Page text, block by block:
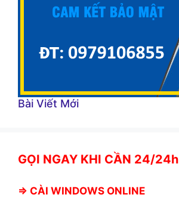
Bài Viết Mới
GỌI NGAY KHI CẦN 24/24h
⇒ CÀI WINDOWS ONLINE